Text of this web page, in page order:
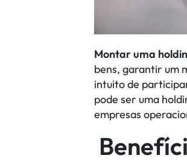
Montar uma
bens, garantir um
intuito de
pode ser uma
empresas